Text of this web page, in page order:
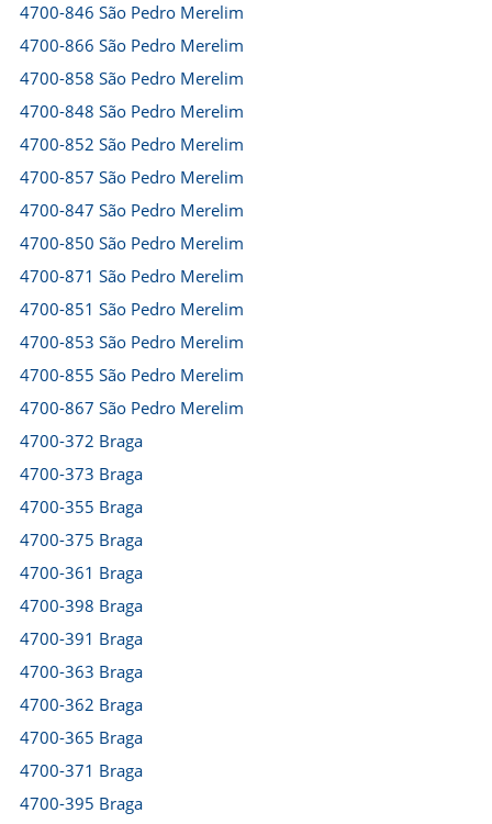
4700-846 São Pedro Merelim
4700-866 São Pedro Merelim
4700-858 São Pedro Merelim
4700-848 São Pedro Merelim
4700-852 São Pedro Merelim
4700-857 São Pedro Merelim
4700-847 São Pedro Merelim
4700-850 São Pedro Merelim
4700-871 São Pedro Merelim
4700-851 São Pedro Merelim
4700-853 São Pedro Merelim
4700-855 São Pedro Merelim
4700-867 São Pedro Merelim
4700-372 Braga
4700-373 Braga
4700-355 Braga
4700-375 Braga
4700-361 Braga
4700-398 Braga
4700-391 Braga
4700-363 Braga
4700-362 Braga
4700-365 Braga
4700-371 Braga
4700-395 Braga